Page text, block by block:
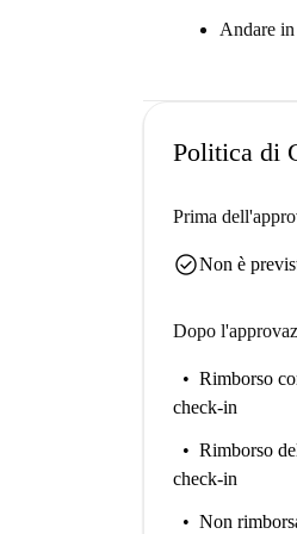
vicinanze.
ha un bel
_ _**Dammelo
bisogno in una
centro
Andare
Politica di
Prima
check_circleNon è
Dopo
Rimborso
check-in
Rimborso
check-in
Non